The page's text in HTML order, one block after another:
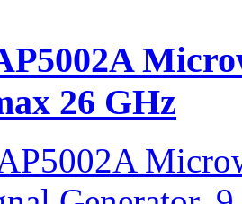
26 GHz